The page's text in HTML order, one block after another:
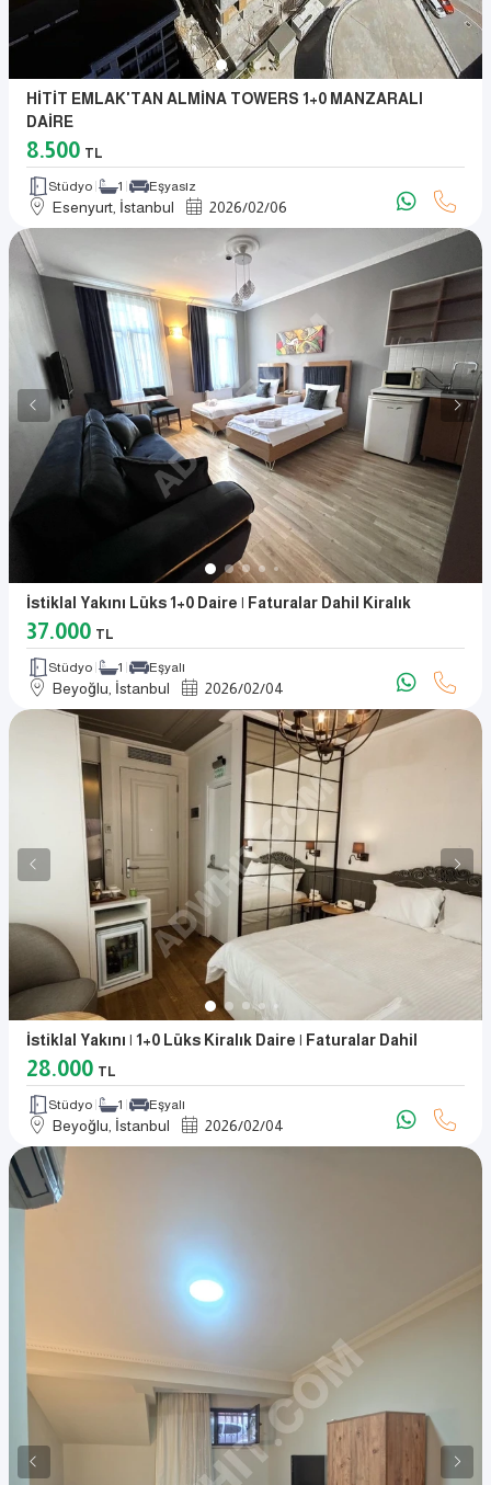
HİTİT EMLAK'TAN ALMİNA TOWERS 1+0 MANZARALI
DAİRE
8.500 TL
Stüdyo 1 Eşyasız
Esenyurt, İstanbul 2026/02/06
İstiklal Yakını Lüks 1+0 Daire | Faturalar Dahil Kiralık
37.000 TL
Stüdyo 1 Eşyalı
Beyoğlu, İstanbul 2026/02/04
İstiklal Yakını | 1+0 Lüks Kiralık Daire | Faturalar Dahil
28.000 TL
Stüdyo 1 Eşyalı
Beyoğlu, İstanbul 2026/02/04